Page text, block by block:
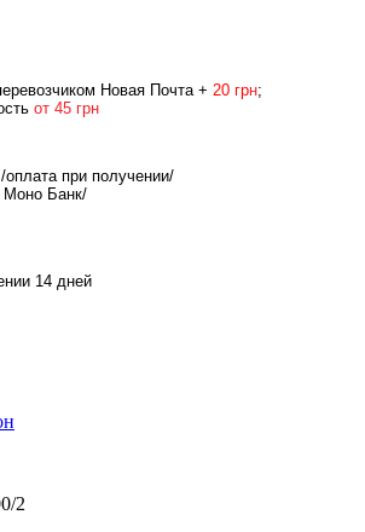
Новая Почта + 20 грн;
от 45 грн
при получении/
Моно Банк/
14 дней
2